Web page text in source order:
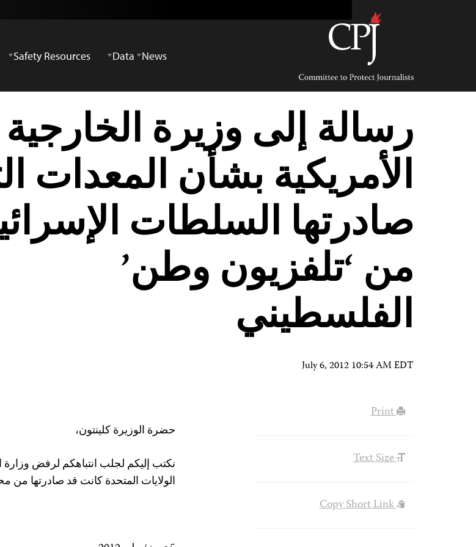
Committee
Protect
Journalists
News
Data
Safety Resources
رسالة إلى وزيرة الخارجية
الأمريكية بشأن المعدات
صادرتها السلطات
من ‘تلفزيون وطن’
الفلسطيني
July 6, 2012 10:54 AM EDT
حضرة الوزيرة كلينتون،
نكتب إليكم لجلب انتباهكم لرفض وزارة
الولايات المتحدة كانت قد صادرتها
Print
Text Size
Copy Short Link